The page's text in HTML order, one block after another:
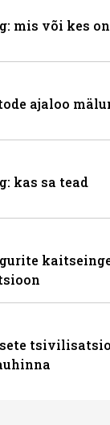
mis või kes
ajaloo
kas sa tead